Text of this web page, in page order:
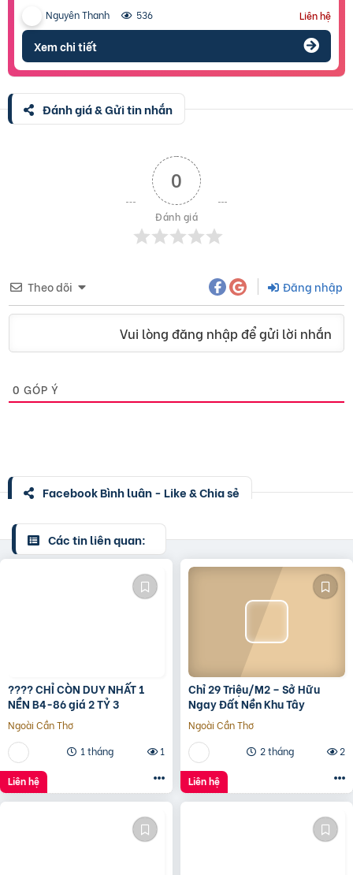
Nguyên Thanh 536 Liên hệ
Xem chi tiết
Đánh giá & Gửi tin nhắn
0
Đánh giá
Theo dõi Đăng nhập
Vui lòng đăng nhập để gửi lời nhắn
0 GÓP Ý
Facebook Bình luận - Like & Chia sẻ
Các tin liên quan:
???? CHỈ CÒN DUY NHẤT 1
NỀN B4-86 giá 2 TỶ 3
Ngoài Cần Thơ
1 tháng
1
Liên hệ
Chỉ 29 Triệu/M2 – Sở Hữu
Ngay Đất Nền Khu Tây
Ngoài Cần Thơ
2 tháng
2
Liên hệ